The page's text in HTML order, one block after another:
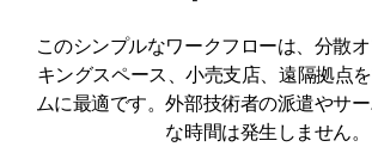
このシンプルなワークフローは、分散
キングスペース、小売支店、遠隔拠点
ムに最適です。外部技術者の派遣やサ
な時間は発生しません。